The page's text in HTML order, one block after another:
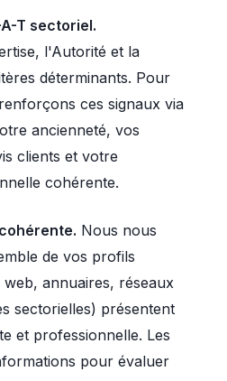
T sectoriel.
l'Autorité et la
déterminants. Pour
ces signaux via
ancienneté, vos
clients et votre
cohérente.
Nous nous
de vos profils
annuaires, réseaux
sectorielles) présentent
et professionnelle. Les
pour évaluer